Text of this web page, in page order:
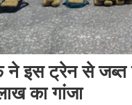
ने इस ट्रेन से जब्‍त
का गांजा